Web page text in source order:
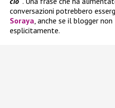
conversazioni potrebbero
Soraya , anche se il blogger
esplicitamente.